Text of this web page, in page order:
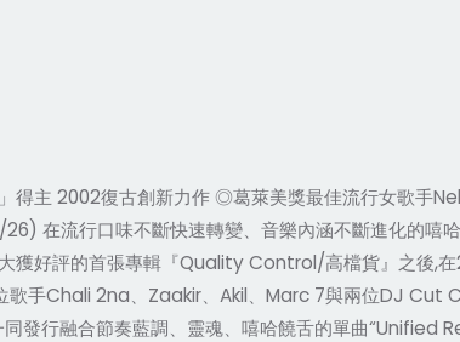
得主 2002復古創新力作 ◎葛萊美獎最佳流行女歌手
在流行口味不斷快速轉變、音樂內涵不斷進化的嘻
好評的首張專輯『Quality Control/高檔貨』之後,
手Chali 2na、Zaakir、Akil、Marc 7與兩位DJ
行融合節奏藍調、靈魂、嘻哈饒舌的單曲“Unified